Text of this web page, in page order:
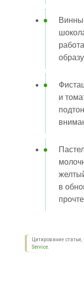
и
в
Цитирование
Service.